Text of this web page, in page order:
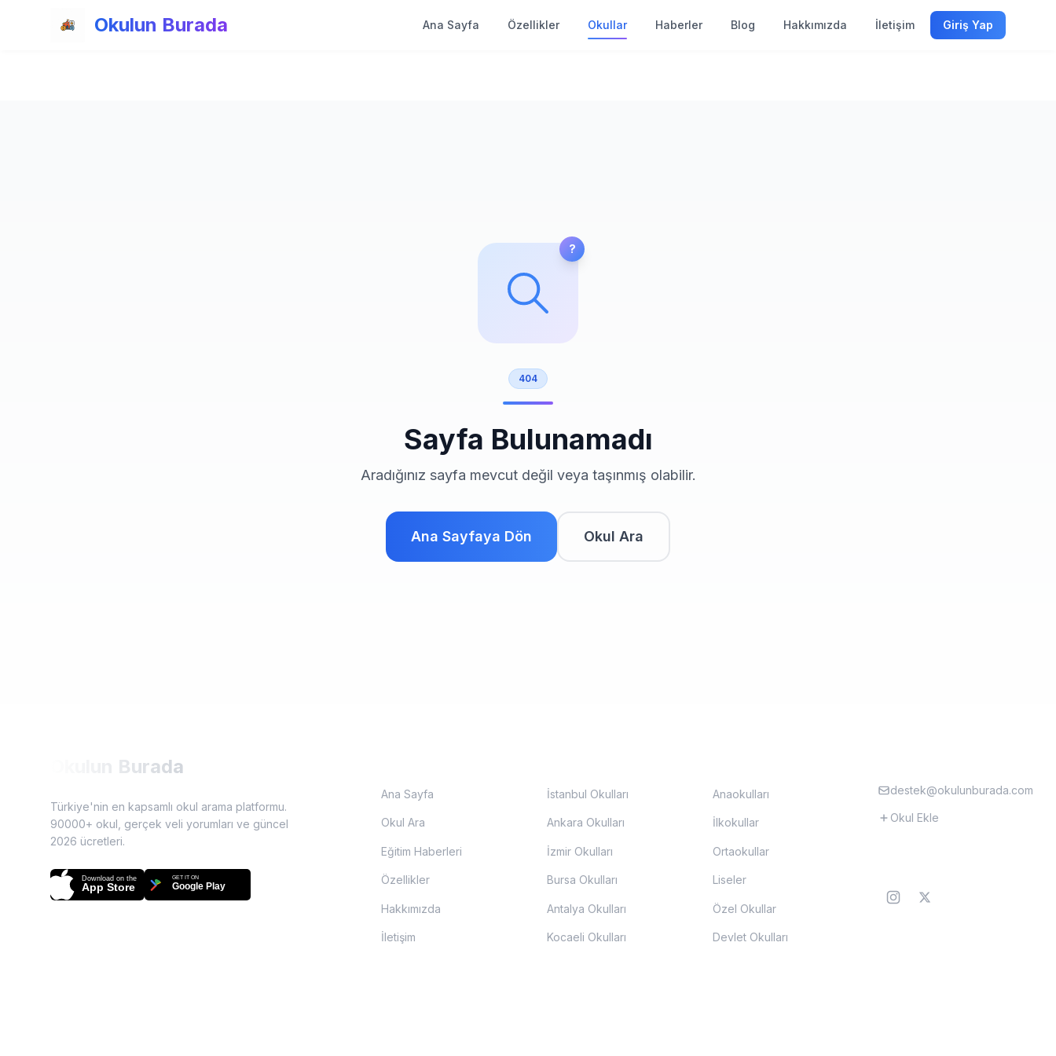
Okulun Burada Ana Sayfa Özellikler Okullar Haberler Blog Hakkımızda İletişim Giriş Yap
?
404
Sayfa Bulunamadı
Aradığınız sayfa mevcut değil veya taşınmış olabilir.
Ana Sayfaya Dön Okul Ara
Okulun Burada
Türkiye'nin en kapsamlı okul arama platformu.
90000+ okul, gerçek veli yorumları ve güncel
2026 ücretleri.
Download on the
App Store
GET IT ON
Google Play
Ana Sayfa
Okul Ara
Eğitim Haberleri
Özellikler
Hakkımızda
İletişim
İstanbul Okulları
Ankara Okulları
İzmir Okulları
Bursa Okulları
Antalya Okulları
Kocaeli Okulları
Anaokulları
İlkokullar
Ortaokullar
Liseler
Özel Okullar
Devlet Okulları
destek@okulunburada.com
Okul Ekle